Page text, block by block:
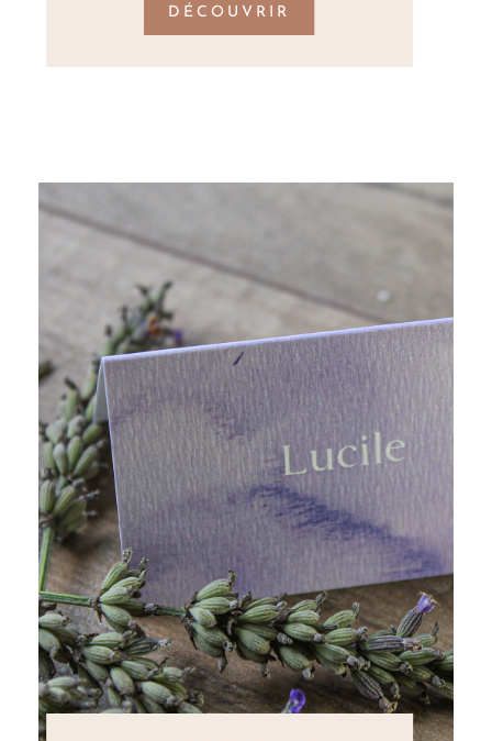
DÉCOUVRIR